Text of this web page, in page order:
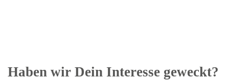
Haben wir Dein Interesse geweckt?